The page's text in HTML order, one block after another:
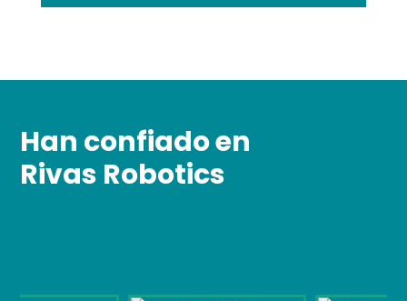
Han confiado en
Rivas Robotics